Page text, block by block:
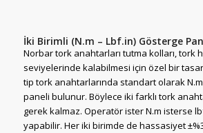
İki Birimli (N.m – Lbf.in) Gösterge
Norbar tork anahtarları tutma kolları, tork
seviyelerinde kalabilmesi için özel bir
tip tork anahtarlarında standart olarak
paneli bulunur. Böylece iki farklı tork
gerek kalmaz. Operatör ister N.m isterse
yapabilir. Her iki birimde de hassasiyet